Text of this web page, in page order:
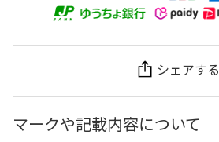
シェアする
マークや記載内容について